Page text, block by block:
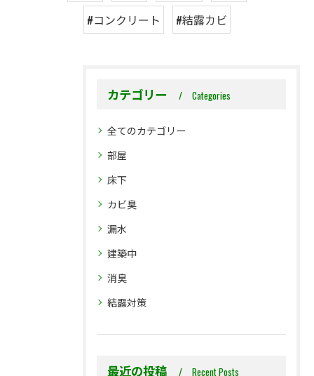
#コンクリート
#結露カビ
カテゴリー Categories
全てのカテゴリー
部屋
床下
カビ臭
漏水
建築中
消臭
結露対策
最近の投稿 Recent Posts